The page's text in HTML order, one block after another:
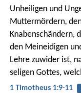
Unheiligen und
Muttermördern,
Knabenschändern,
den Meineidigen
Lehre zuwider ist,
seligen Gottes,
1 Timotheus 1:9-11